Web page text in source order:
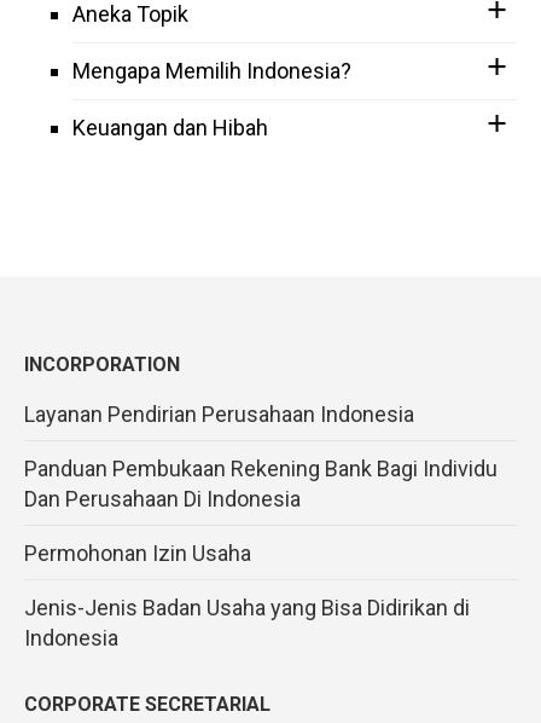
Aneka Topik
Mengapa Memilih Indonesia?
Keuangan dan Hibah
INCORPORATION
Layanan Pendirian Perusahaan Indonesia
Panduan Pembukaan Rekening Bank Bagi Individu
Dan Perusahaan Di Indonesia
Permohonan Izin Usaha
Jenis-Jenis Badan Usaha yang Bisa Didirikan di
Indonesia
CORPORATE SECRETARIAL